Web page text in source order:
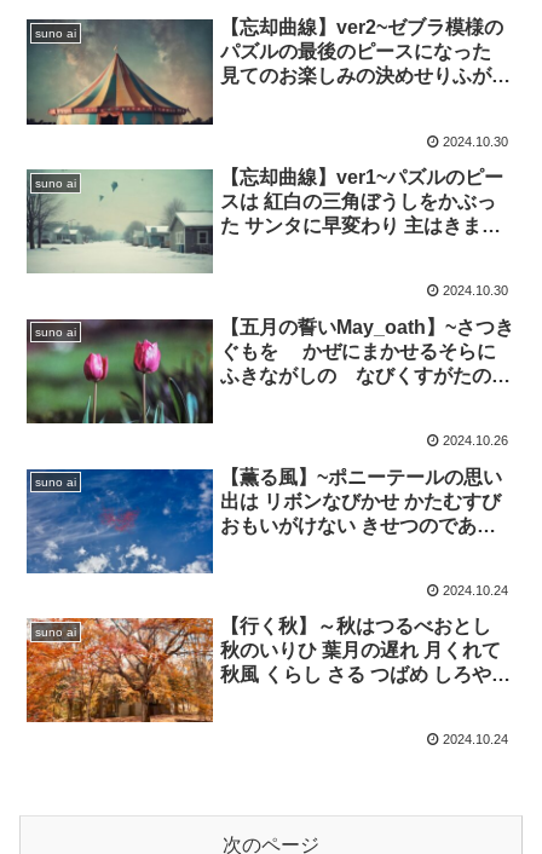
suno ai
【忘却曲線】ver2~ゼブラ模様の
パズルの最後のピースになった
見てのお楽しみの決めせりふが
うしをかぶった サンタに早変わ
り
2024.10.30
suno ai
【忘却曲線】ver1~パズルのピー
スは 紅白の三角ぼうしをかぶっ
た サンタに早変わり 主はきませ
小さなマッチ棒 1本の幸せ2024.10.30
suno ai
【五月の誓いMay_oath】~さつき
ぐもを かぜにまかせるそらに
ふきながしの なびくすがたのこ
2024.10.26
suno ai
【薫る風】~ポニーテールの思い
出は リボンなびかせ かたむすび
おもいがけない きせつのであい
2024.10.24
suno ai
【行く秋】～秋はつるべおとし
秋のいりひ 葉月の遅れ 月くれて
秋風 くらし さる つばめ しろや
2024.10.24
次のページ